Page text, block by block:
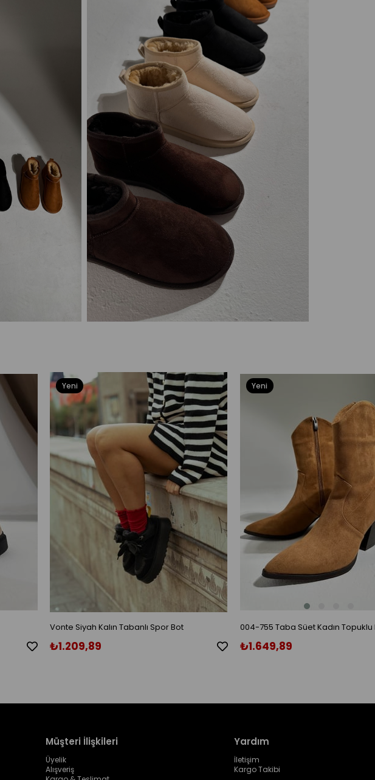
Vonte Siyah Kalın Tabanlı Spor Bot
₺1.209,89
Yeni
Ürün
004-755 Taba Süet Kadın Topuklu
Bot
₺1.649,89
Yeni
Müşteri İlişkileri
Üyelik
Alışveriş
Yardım
İletişim
Kargo Takibi